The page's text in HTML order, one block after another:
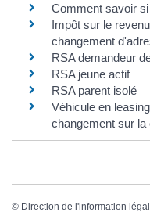
Comment savoir
Impôt sur le
changement
RSA demandeur
RSA jeune actif
RSA parent isolé
Véhicule en
changement sur la
© Direction de l'information